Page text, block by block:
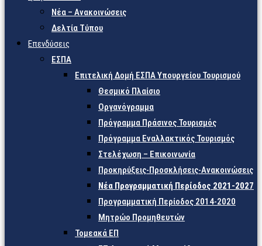
Νέα – Ανακοινώσεις
Δελτία Τύπου
Επενδύσεις
ΕΣΠΑ
Επιτελική Δομή ΕΣΠΑ Υπουργείου Τουρισμού
Θεσμικό Πλαίσιο
Οργανόγραμμα
Πρόγραμμα Πράσινος Τουρισμός
Πρόγραμμα Εναλλακτικός Τουρισμός
Στελέχωση – Επικοινωνία
Προκηρύξεις-Προσκλήσεις-Ανακοινώσεις
Νέα Προγραμματική Περίοδος 2021-2027
Προγραμματική Περίοδος 2014-2020
Μητρώο Προμηθευτών
Τομεακά ΕΠ